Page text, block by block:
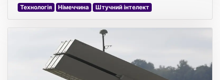
Технологія Німеччина Штучний інтелект